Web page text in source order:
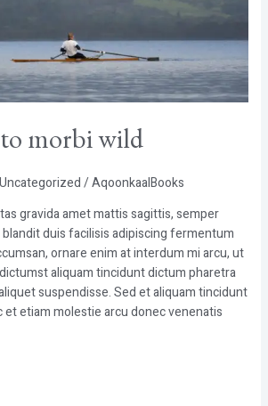
morbi wild
Uncategorized/AqoonkaalBooks
gravida amet mattis sagittis, semper
duis facilisis adipiscing fermentum
ornare enim at interdum mi arcu, ut
aliquam tincidunt dictum pharetra
suspendisse. Sed et aliquam tincidunt
etiam molestie arcu donec venenatis